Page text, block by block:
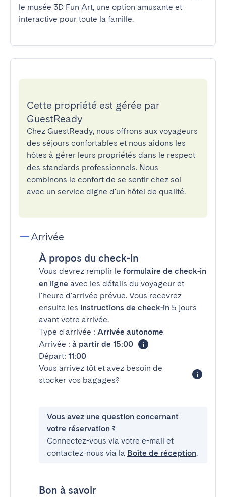
le musée 3D Fun Art, une option amusante et
interactive pour toute la famille.
Cette propriété est gérée par
GuestReady
Chez GuestReady, nous offrons aux voyageurs
des séjours confortables et nous aidons les
hôtes à gérer leurs propriétés dans le respect
des standards professionnels. Nous
combinons le confort de se sentir chez soi
avec un service digne d'un hôtel de qualité.
Arrivée
À propos du check-in
Vous devrez remplir le formulaire de check-in
en ligne avec les détails du voyageur et
l'heure d'arrivée prévue. Vous recevrez
ensuite les instructions de check-in 5 jours
avant votre arrivée.
Type d'arrivée : Arrivée autonome
Arrivée : à partir de 15:00
Départ: 11:00
Vous arrivez tôt et avez besoin de
stocker vos bagages?
Vous avez une question concernant
votre réservation ?
Connectez-vous via votre e-mail et
contactez-nous via la Boîte de réception.
Bon à savoir